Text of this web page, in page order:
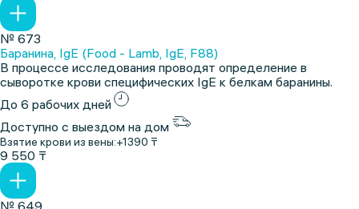
№ 673
Баранина, IgE (Food - Lamb, IgE, F88)
В процессе исследования проводят определение в
сыворотке крови специфических IgE к белкам баранины.
До 6 рабочих дней
Доступно с выездом на дом
Взятие крови из вены:+1390 ₸
9 550 ₸
№ 649